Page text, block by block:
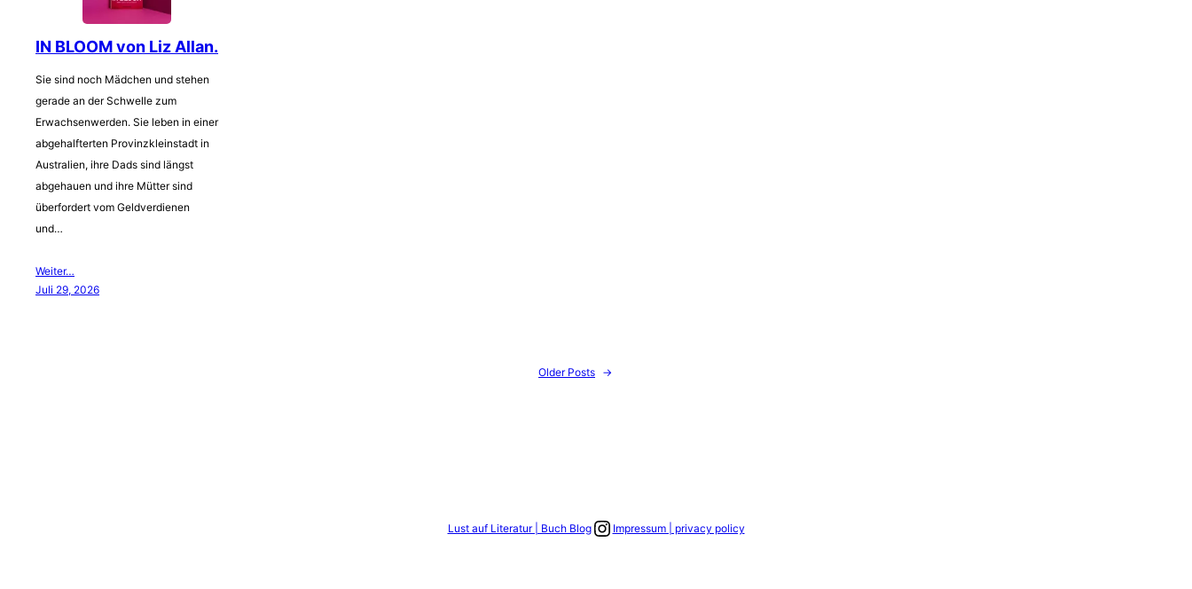
IN BLOOM von Liz Allan.
Sie sind noch Mädchen und stehen
gerade an der Schwelle zum
Erwachsenwerden. Sie leben in einer
abgehalfterten Provinzkleinstadt in
Australien, ihre Dads sind längst
abgehauen und ihre Mütter sind
überfordert vom Geldverdienen
und…
Weiter…
Juli 29, 2026
Older Posts →
Lust auf Literatur | Buch BlogLink zum Instagram Account
Impressum | privacy policy